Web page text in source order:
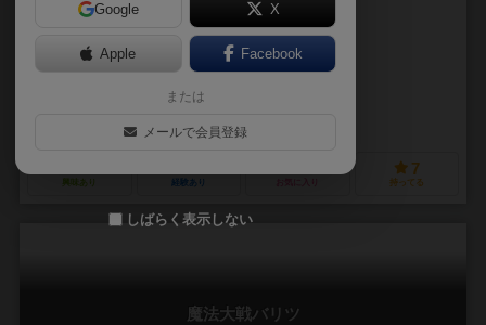
作品説明文の編集者を募集中
三木 隼人（Hayato Miki）
興味あり 経験あり
7
持ってる
魔法大戦バリツ
Google X
Apple Facebook
または
メールで会員登録
しばらく表示しない